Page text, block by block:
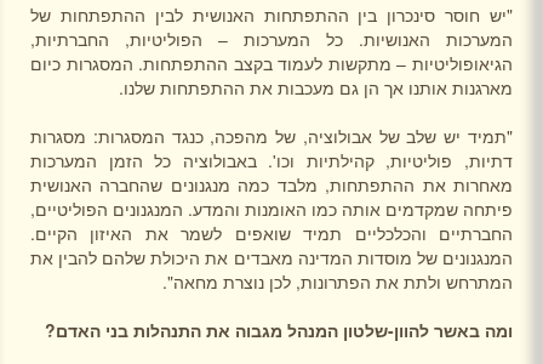
"יש חוסר סינכרון בין ההתפתחות האנושית לבין ההתפתחות של
המערכות האנושיות. כל המערכות – הפוליטיות, החברתיות,
הגיאופוליטיות – מתקשות לעמוד בקצב ההתפתחות. המסגרות כיום
מארגנות אותנו אך הן גם מעכבות את ההתפתחות שלנו.
"תמיד יש שלב של אבולוציה, של מהפכה, כנגד המסגרות: מסגרות
דתיות, פוליטיות, קהילתיות וכו'. באבולוציה כל הזמן המערכות
מאחרות את ההתפתחות, מלבד כמה מנגנונים שהחברה האנושית
פיתחה שמקדמים אותה כמו האומנות והמדע. המנגנונים הפוליטיים,
החברתיים והכלכליים תמיד שואפים לשמר את האיזון הקיים.
המנגנונים של מוסדות המדינה מאבדים את היכולת שלהם להבין את
המתרחש ולתת את הפתרונות, לכן נוצרת מחאה".
ומה באשר להוון-שלטון המנהל מגבוה את התנהלות בני האדם?